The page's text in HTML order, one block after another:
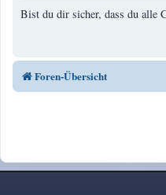
Bist du dir sicher, dass du alle
Foren-Übersicht